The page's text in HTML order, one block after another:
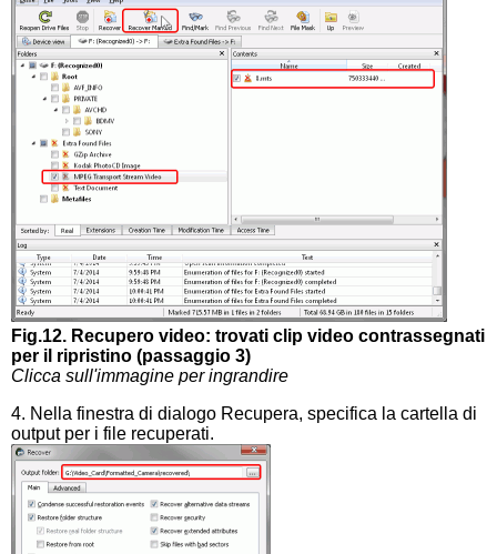
Fig.12. Recupero video: trovati clip video contrassegnati
per il ripristino (passaggio 3)
Clicca sull'immagine per ingrandire
4. Nella finestra di dialogo Recupera, specifica la cartella di
output per i file recuperati.